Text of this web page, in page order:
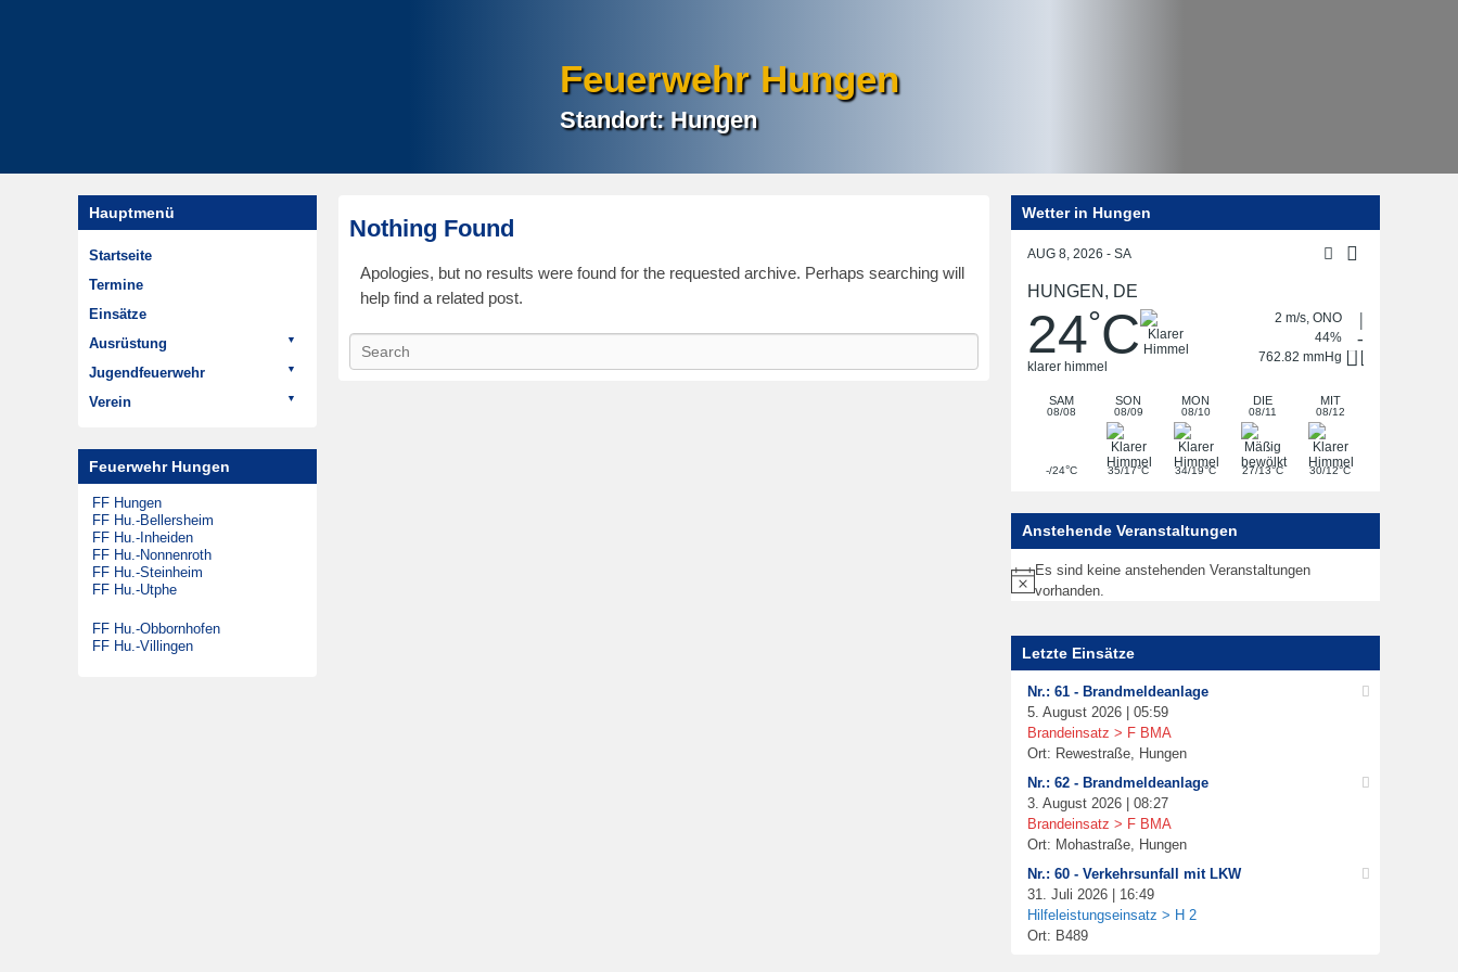
Feuerwehr Hungen
Standort: Hungen
Nothing Found
Apologies, but no results were found for the requested archive. Perhaps searching will
help find a related post.
e
Wetter in Hungen
AUG 8, 2026 - SA
HUNGEN, DE
24°C
klarer himmel
2 m/s, ONO
44%
762.82 mmHg
SAM
08/08
SON
08/09
MON
08/10
DIE
08/11
MIT
08/12
-/24°C 35/17°C 34/19°C 27/13°C 30/12°C
Anstehende Veranstaltungen
Hinweis
Es sind keine anstehenden Veranstaltungen
vorhanden.
Letzte Einsätze
Nr.: 61 - Brandmeldeanlage
5. August 2026 | 05:59
Brandeinsatz > F BMA
Ort: Rewestraße, Hungen
Nr.: 62 - Brandmeldeanlage
3. August 2026 | 08:27
Brandeinsatz > F BMA
Ort: Mohastraße, Hungen
Nr.: 60 - Verkehrsunfall mit LKW
31. Juli 2026 | 16:49
Hilfeleistungseinsatz > H 2
Ort: B489
Hauptmenü
Startseite
Termine
Einsätze
Ausrüstung
Fahrzeuge
HTLF 16
LF 8/6
DLK 23/12
GW-G
SW 2000 Tr
MTW
KdoW
Gabelstapler
Jugendfeuerwehr
Termine
Jugendfeuerwehr
Verein
Rückblick
Satzung
Beitrittserklärung
Feuerwehr Hungen
FF Hungen
FF Hu.-Bellersheim
FF Hu.-Inheiden
FF Hu.-Nonnenroth
FF Hu.-Steinheim
FF Hu.-Utphe
FF Hu.-Obbornhofen
FF Hu.-Villingen